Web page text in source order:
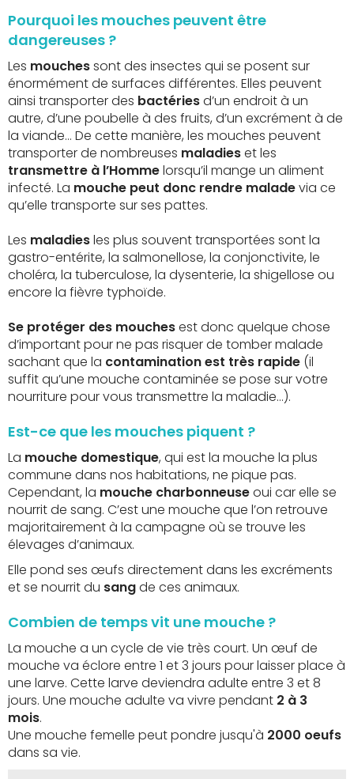
Pourquoi les mouches peuvent être
dangereuses ?
Les mouchessont des insectes qui se posent sur
énormément de surfaces différentes. Elles peuvent
ainsi transporter des bactériesd’un endroit à un
autre, d’une poubelle à des fruits, d’un excrément à de
la viande… De cette manière, les mouches peuvent
transporter de nombreuses maladieset les
transmettre à l’Hommelorsqu’il mange un aliment
infecté. La mouche peut donc rendre maladevia ce
qu’elle transporte sur ses pattes.
Les maladiesles plus souvent transportées sont la
gastro-entérite, la salmonellose, la conjonctivite, le
choléra, la tuberculose, la dysenterie, la shigellose ou
encore la fièvre typhoïde.
Se protéger des mouchesest donc quelque chose
d’important pour ne pas risquer de tomber malade
sachant que la contamination est très rapide (il
suffit qu’une mouche contaminée se pose sur votre
nourriture pour vous transmettre la maladie…).
Est-ce que les mouches piquent ?
La mouche domestique, qui est la mouche la plus
commune dans nos habitations, ne pique pas.
Cependant, la mouche charbonneuseoui car elle se
nourrit de sang. C’est une mouche que l’on retrouve
majoritairement à la campagne où se trouve les
élevages d’animaux.
Elle pond ses œufs directement dans les excréments
et se nourrit du sangde ces animaux.
Combien de temps vit une mouche ?
La mouche a un cycle de vie très court. Un œuf de
mouche va éclore entre 1 et 3 jours pour laisser place à
une larve. Cette larve deviendra adulte entre 3 et 8
jours. Une mouche adulte va vivre pendant 2 à 3
mois.
Une mouche femelle peut pondre jusqu'à 2000 oeufs
dans sa vie.